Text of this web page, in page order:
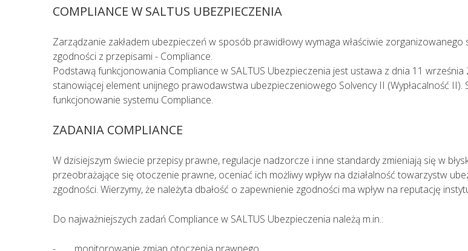
na podstawie przeprowadzonego wywiadu medycznego i oceny stanu
COMPLIANCE W SALTUS UBEZPIECZENIA
Zarządzanie zakładem ubezpieczeń w sposób prawidłowy wymaga właściwie
zgodności z przepisami - Compliance.
Podstawą funkcjonowania Compliance w SALTUS Ubezpieczenia jest ustawa z dnia 11
stanowiącej element unijnego prawodawstwa ubezpieczeniowego Solvency II (Wypłacalność
funkcjonowanie systemu Compliance.
ZADANIA COMPLIANCE
W dzisiejszym świecie przepisy prawne, regulacje nadzorcze i inne standardy zmieniają się w
przeobrażające się otoczenie prawne, oceniać ich możliwy wpływ na działalność towarzystw
zgodności. Wierzymy, że należyta dbałość o zapewnienie zgodności ma wpływ na reputację
Do najważniejszych zadań Compliance w SALTUS Ubezpieczenia należą m.in.: